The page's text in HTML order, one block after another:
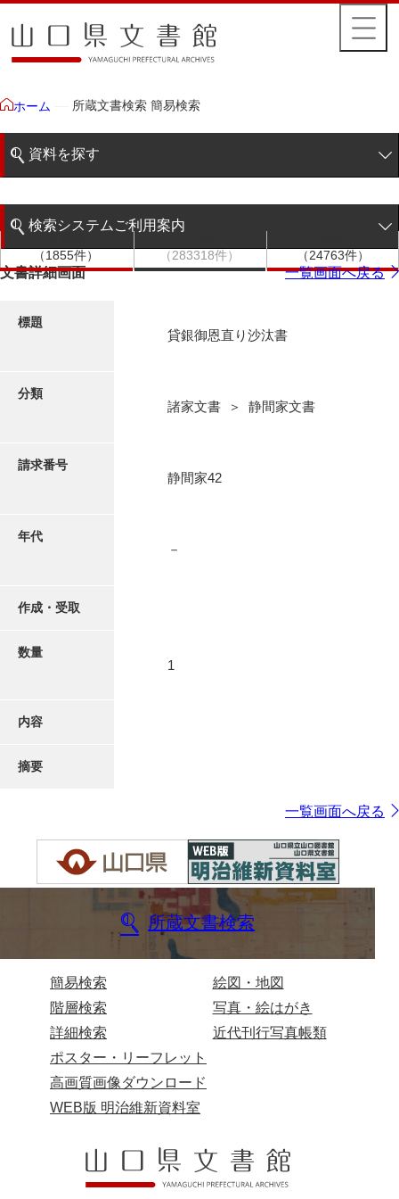
ホーム 所蔵文書検索 簡易検索
資料を探す
階層検索
写真・絵はがき
近代刊行写真帳類
検索システムご利用案内
検索システムの利用について
（1855件）
（283318件）
（24763件）
文書詳細画面 一覧画面へ戻る
標題
貸銀御恩直り沙汰書
分類
諸家文書 ＞ 静間家文書
請求番号
静間家42
年代
－
作成・受取
数量
1
内容
摘要
一覧画面へ戻る
所蔵文書検索
簡易検索
階層検索
詳細検索
絵図・地図
写真・絵はがき
近代刊行写真帳類
ポスター・リーフレット
高画質画像ダウンロード
WEB版 明治維新資料室